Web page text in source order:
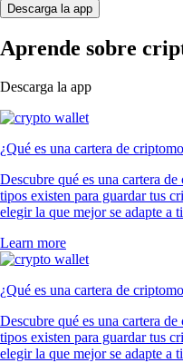
Descarga la app
Aprende sobre
Descarga la app
¿Qué es una cartera de
Descubre qué es una cartera
tipos existen para guardar tus
elegir la que mejor se adapte a
Learn more
¿Qué es una cartera de
Descubre qué es una cartera
tipos existen para guardar tus
elegir la que mejor se adapte a